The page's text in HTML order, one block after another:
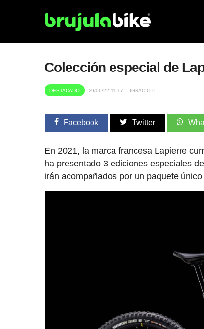
Colección especial de
DESTACADO 29/06/22 11:17 IGNACIO P.
Facebook Twitter
En 2021, la marca francesa Lapierre
ha presentado 3 ediciones especiales
irán acompañados por un paquete